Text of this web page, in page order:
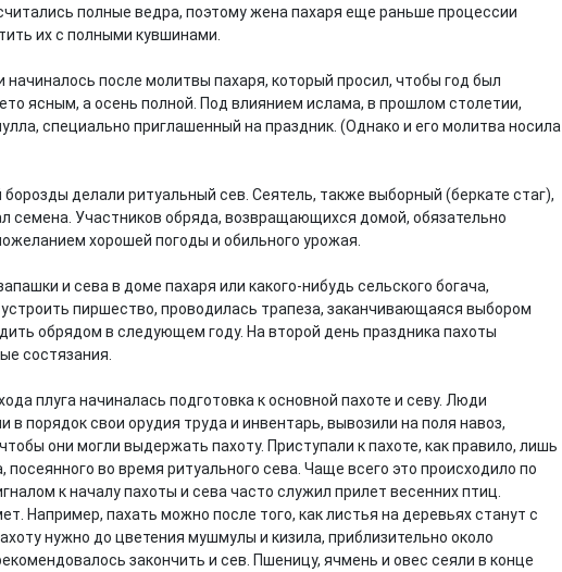
полные ведра, поэтому жена пахаря еще раньше процессии
их с полными кувшинами.
после молитвы пахаря, который просил, чтобы год был
ясным, а осень полной. Под влиянием ислама, в прошлом столетии,
специально приглашенный на праздник. (Однако и его молитва носила
делали ритуальный сев. Сеятель, также выборный (беркате стаг),
семена. Участников обряда, возвращающихся домой, обязательно
хорошей погоды и обильного урожая.
и сева в доме пахаря или какого-нибудь сельского богача,
пиршество, проводилась трапеза, заканчивающаяся выбором
обрядом в следующем году. На второй день праздника пахоты
состязания.
плуга начиналась подготовка к основной пахоте и севу. Люди
порядок свои орудия труда и инвентарь, вывозили на поля навоз,
они могли выдержать пахоту. Приступали к пахоте, как правило, лишь
посеянного во время ритуального сева. Чаще всего это происходило по
к началу пахоты и сева часто служил прилет весенних птиц.
Например, пахать можно после того, как листья на деревьях станут с
нужно до цветения мушмулы и кизила, приблизительно около
закончить и сев. Пшеницу, ячмень и овес сеяли в конце